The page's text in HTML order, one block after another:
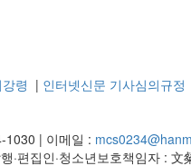
령 | 인터넷신문 기사심의규정
1030 | 이메일 :
·편집인·청소년보호책임자 : 文